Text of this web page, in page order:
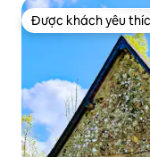
Được khách yêu
Được khách yêu